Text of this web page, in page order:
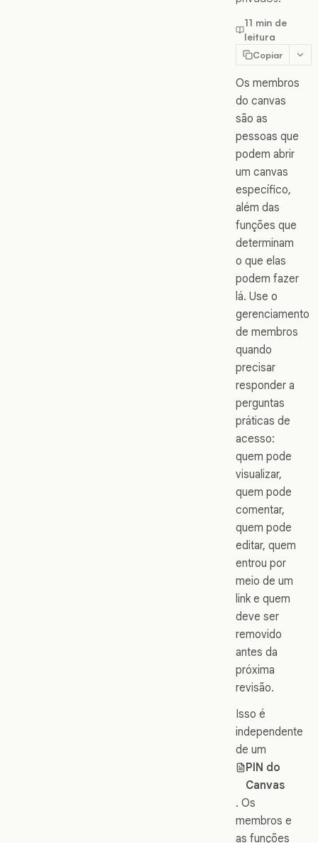
11 min de
leitura
Copiar
Os membros
do canvas
são as
pessoas que
podem abrir
um canvas
específico,
além das
funções que
determinam
o que elas
podem fazer
lá. Use o
gerenciamento
de membros
quando
precisar
responder a
perguntas
práticas de
acesso:
quem pode
visualizar,
quem pode
comentar,
quem pode
editar, quem
entrou por
meio de um
link e quem
deve ser
removido
antes da
próxima
revisão.
Isso é
independente
de um
PIN do
Canvas
. Os
membros e
as funções